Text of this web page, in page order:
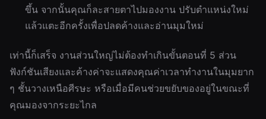
ขึ้น จากนั้นคุณก็ละสายตาไปมองงาน ปรับตำแหน่งใหม่
แล้วแตะอีกครั้งเพื่อปลดค้างและอ่านมุมใหม่
เท่านี้ก็เสร็จ งานส่วนใหญ่ไม่ต้องทำเกินขั้นตอนที่ 5 ส่วน
ฟังก์ชันเสียงและค้างค่าจะแสดงคุณค่าเวลาทำงานในมุมยาก
ๆ ชั้นวางเหนือศีรษะ หรือเมื่อมีคนช่วยขยับของอยู่ในขณะที่
คุณมองจากระยะไกล